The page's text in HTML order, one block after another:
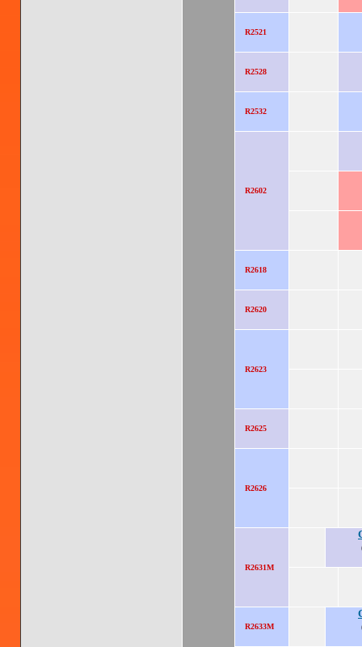
R2521
R2528
R2532
R2602
R2618
R2620
R2623
R2625
R2626
R2631M
R2633M